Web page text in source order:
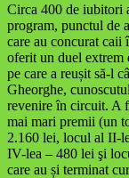
Circa 400 de iubitori
program, punctul de
care au concurat caii
oferit un duel extrem
pe care a reușit să-l
Gheorghe,
revenire în circuit. A
mai mari premii (un
2.160 lei, locul al II-
IV-lea – 480 lei şi
care au și terminat